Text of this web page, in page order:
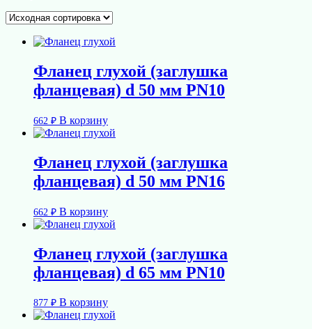
Фланец глухой (заглушка
фланцевая) d 50 мм PN10
662 ₽ В корзину
Фланец глухой (заглушка
фланцевая) d 50 мм PN16
662 ₽ В корзину
Фланец глухой (заглушка
фланцевая) d 65 мм PN10
877 ₽ В корзину